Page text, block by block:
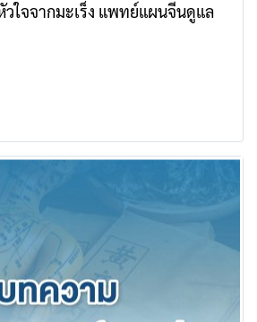
วใจจากมะเร็ง แพทย์แผนจีนดูแล